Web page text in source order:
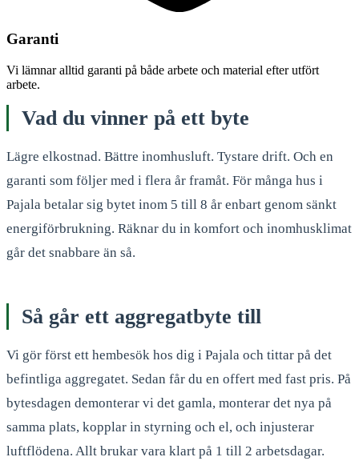
Garanti
Vi lämnar alltid garanti på både arbete och material efter utfört
arbete.
Vad du vinner på ett byte
Lägre elkostnad. Bättre inomhusluft. Tystare drift. Och en
garanti som följer med i flera år framåt. För många hus i
Pajala betalar sig bytet inom 5 till 8 år enbart genom sänkt
energiförbrukning. Räknar du in komfort och inomhusklimat
går det snabbare än så.
Så går ett aggregatbyte till
Vi gör först ett hembesök hos dig i Pajala och tittar på det
befintliga aggregatet. Sedan får du en offert med fast pris. På
bytesdagen demonterar vi det gamla, monterar det nya på
samma plats, kopplar in styrning och el, och injusterar
luftflödena. Allt brukar vara klart på 1 till 2 arbetsdagar.